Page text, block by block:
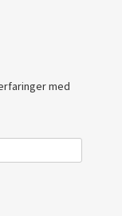
med